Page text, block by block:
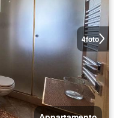
4foto